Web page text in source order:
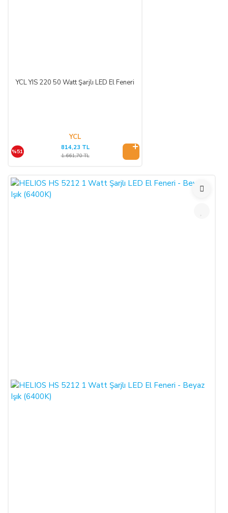
YCL YIS 220 50 Watt Şarjlı LED El Feneri
YCL
%51
814,23 TL
1.661,70 TL